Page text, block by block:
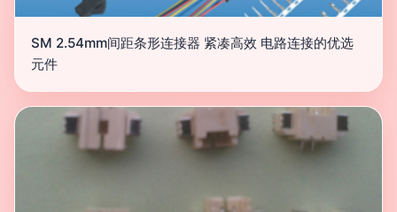
SM 2.54mm间距条形连接器 紧凑高效 电路连接的优选
元件